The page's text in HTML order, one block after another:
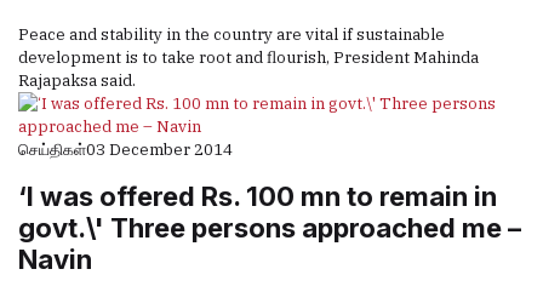
Peace and stability in the country are vital if sustainable
development is to take root and flourish, President Mahinda
Rajapaksa said.
செய்திகள்03 December 2014
‘I was offered Rs. 100 mn to remain in
govt.\' Three persons approached me –
Navin